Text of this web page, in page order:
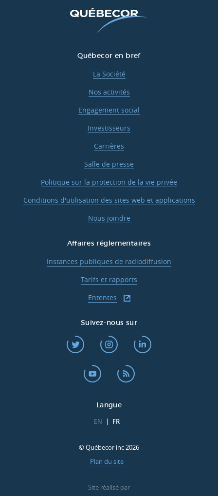
Québecor en bref
La Société
Nos activités
Engagement social
Investisseurs
Carrières
Salle de presse
Politique sur la protection de la vie privée
Conditions d'utilisation des sites web et applications
Nous joindre
Affaires réglementaires
Instances publiques de radiodiffusion
Tarifs et rapports
Ententes
Suivez-nous sur
Langue
EN FR
© Québecor inc 2026
Plan du site
Site réalisé par